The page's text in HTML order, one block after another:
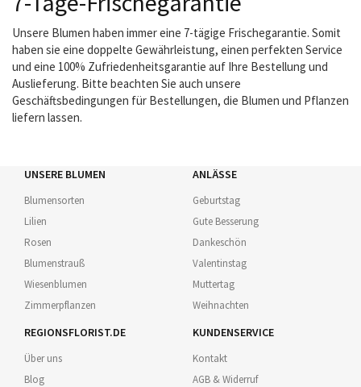
Unsere Blumen haben immer eine 7-tägige Frischegarantie. Somit
haben sie eine doppelte Gewährleistung, einen perfekten Service
und eine 100% Zufriedenheitsgarantie auf Ihre Bestellung und
Auslieferung. Bitte beachten Sie auch unsere
Geschäftsbedingungen für Bestellungen, die Blumen und Pflanzen
liefern lassen.
UNSERE BLUMEN
Blumensorten
Lilien
Rosen
Blumenstrauß
Wiesenblumen
Zimmerpflanzen
ANLÄSSE
Geburtstag
Gute Besserung
Dankeschön
Valentinstag
Muttertag
Weihnachten
REGIONSFLORIST.DE
Über uns
Blog
KUNDENSERVICE
Kontakt
AGB & Widerruf